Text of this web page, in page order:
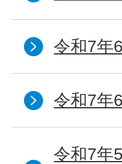
令和7年
令和7年
令和7年